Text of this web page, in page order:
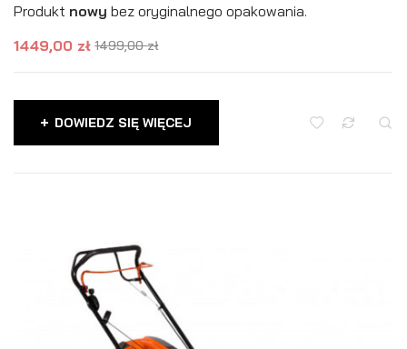
Produkt nowy bez oryginalnego opakowania.
1499,00zł
1449,00 zł
DOWIEDZ SIĘ WIĘCEJ